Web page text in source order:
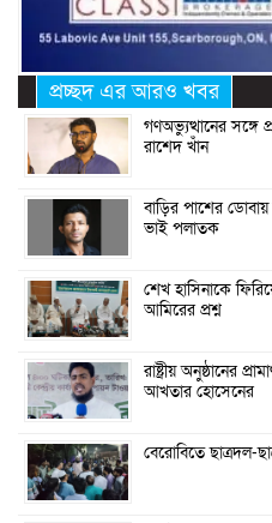
প্রচ্ছদ এর আরও খবর
গণঅভ্যুত্থানের সঙ্গে
রাশেদ খাঁন
বাড়ির পাশের
ভাই পলাতক
শেখ হাসিনাকে
আমিরের প্রশ্ন
রাষ্ট্রীয় অনুষ্ঠানের
আখতার হোসেনের
বেরোবিতে ছাত্রদল-